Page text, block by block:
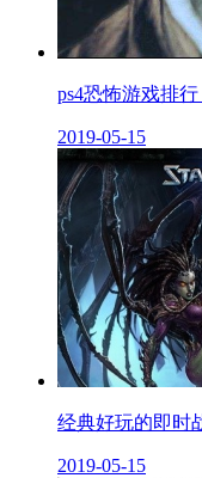
ps4恐怖游戏排
2019-05-15
经典好玩的即时
2019-05-15